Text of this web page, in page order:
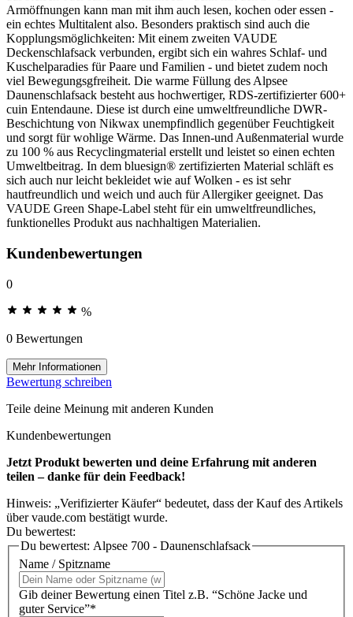
Armöffnungen kann man mit ihm auch lesen, kochen oder essen -
ein echtes Multitalent also. Besonders praktisch sind auch die
Kopplungsmöglichkeiten: Mit einem zweiten VAUDE
Deckenschlafsack verbunden, ergibt sich ein wahres Schlaf- und
Kuschelparadies für Paare und Familien - und bietet zudem noch
viel Bewegungsgfreiheit. Die warme Füllung des Alpsee
Daunenschlafsack besteht aus hochwertiger, RDS-zertifizierter 600+
cuin Entendaune. Diese ist durch eine umweltfreundliche DWR-
Beschichtung von Nikwax unempfindlich gegenüber Feuchtigkeit
und sorgt für wohlige Wärme. Das Innen-und Außenmaterial wurde
zu 100 % aus Recyclingmaterial erstellt und leistet so einen echten
Umweltbeitrag. In dem bluesign® zertifizierten Material schläft es
sich auch nur leicht bekleidet wie auf Wolken - es ist sehr
hautfreundlich und weich und auch für Allergiker geeignet. Das
VAUDE Green Shape-Label steht für ein umweltfreundliches,
funktionelles Produkt aus nachhaltigen Materialien.
Kundenbewertungen
0
%
0 Bewertungen
Mehr Informationen
Bewertung schreiben
Teile deine Meinung mit anderen Kunden
Kundenbewertungen
Jetzt Produkt bewerten und deine Erfahrung mit anderen
teilen – danke für dein Feedback!
Hinweis: „Verifizierter Käufer“ bedeutet, dass der Kauf des Artikels
über vaude.com bestätigt wurde.
Du bewertest:
Du bewertest: Alpsee 700 - Daunenschlafsack
Name / Spitzname
Gib deiner Bewertung einen Titel z.B. “Schöne Jacke und
guter Service”*